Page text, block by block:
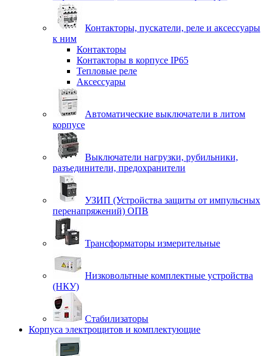
Контакторы, пускатели, реле и аксессуары
к ним
Контакторы
Контакторы в корпусе IP65
Тепловые реле
Аксессуары
Автоматические выключатели в литом
корпусе
Выключатели нагрузки, рубильники,
разъединители, предохранители
УЗИП (Устройства защиты от импульсных
перенапряжений) ОПВ
Трансформаторы измерительные
Низковольтные комплектные устройства
(НКУ)
Стабилизаторы
Корпуса электрощитов и комплектующие